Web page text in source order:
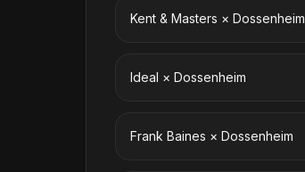
Kent & Masters × Dossenheim
Ideal × Dossenheim
Frank Baines × Dossenheim